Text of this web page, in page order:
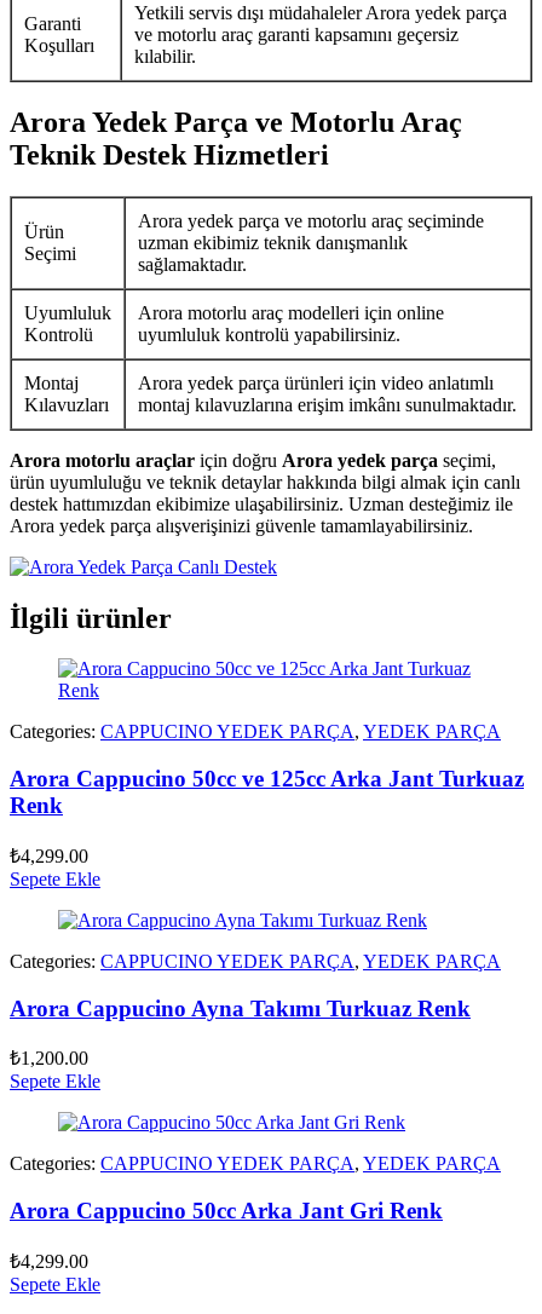
Garanti
Koşulları
Yetkili servis dışı müdahaleler Arora yedek parça
ve motorlu araç garanti kapsamını geçersiz
kılabilir.
Arora Yedek Parça ve Motorlu Araç
Teknik Destek Hizmetleri
Ürün
Seçimi
Arora yedek parça ve motorlu araç seçiminde
uzman ekibimiz teknik danışmanlık
sağlamaktadır.
Uyumluluk
Kontrolü
Arora motorlu araç modelleri için online
uyumluluk kontrolü yapabilirsiniz.
Montaj
Kılavuzları
Arora yedek parça ürünleri için video anlatımlı
montaj kılavuzlarına erişim imkânı sunulmaktadır.
Arora motorlu araçlar için doğru Arora yedek parça seçimi,
ürün uyumluluğu ve teknik detaylar hakkında bilgi almak için canlı
destek hattımızdan ekibimize ulaşabilirsiniz. Uzman desteğimiz ile
Arora yedek parça alışverişinizi güvenle tamamlayabilirsiniz.
İlgili ürünler
Categories: CAPPUCINO YEDEK PARÇA, YEDEK PARÇA
Arora Cappucino 50cc ve 125cc Arka Jant Turkuaz
Renk
₺4,299.00
Sepete Ekle
Categories: CAPPUCINO YEDEK PARÇA, YEDEK PARÇA
Arora Cappucino Ayna Takımı Turkuaz Renk
₺1,200.00
Sepete Ekle
Categories: CAPPUCINO YEDEK PARÇA, YEDEK PARÇA
Arora Cappucino 50cc Arka Jant Gri Renk
₺4,299.00
Sepete Ekle